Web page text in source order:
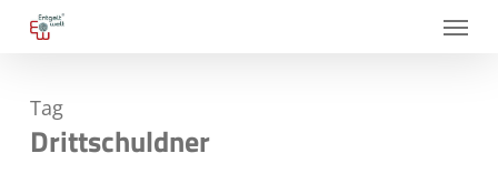
Skip
content
Menu
Tag
Drittschuldner